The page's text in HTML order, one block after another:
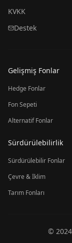
KVKK
Destek
Gelişmiş Fonlar
Hedge Fonlar
Fon Sepeti
Alternatif Fonlar
Sürdürülebilirlik
Sürdürülebilir Fonlar
Çevre & İklim
Tarım Fonları
© 2024